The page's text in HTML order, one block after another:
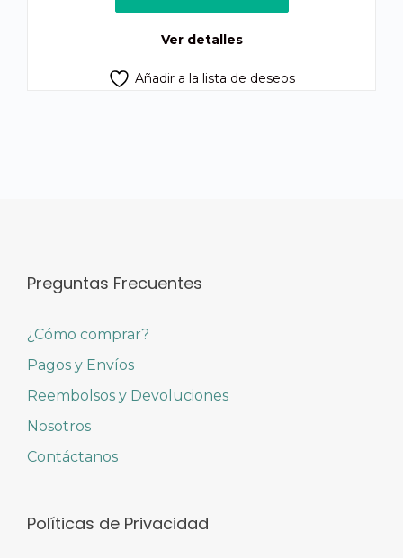
era:
es:
Ver detalles
Añadir a la lista de deseos
Preguntas Frecuentes
¿Cómo comprar?
Pagos y Envíos
Reembolsos y Devoluciones
Nosotros
Contáctanos
Políticas de Privacidad